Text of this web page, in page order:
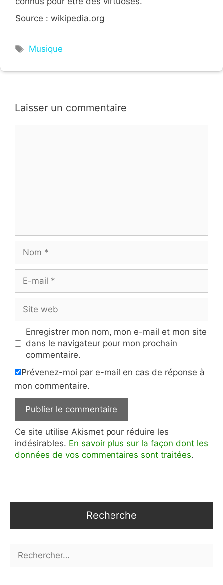
Source : wikipedia.org
Étiquettes
Musique
Laisser un commentaire
mail
web
Enregistrer mon nom, mon e-mail et mon site
dans le navigateur pour mon prochain
commentaire.
Prévenez-moi par e-mail en cas de réponse à
mon commentaire.
Ce site utilise Akismet pour réduire les
indésirables. En savoir plus sur la façon dont les
données de vos commentaires sont traitées.
Recherche